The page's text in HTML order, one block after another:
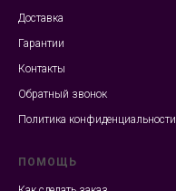
Доставка
Гарантии
Контакты
Обратный звонок
Политика конфиденциальности
ПОМОЩЬ